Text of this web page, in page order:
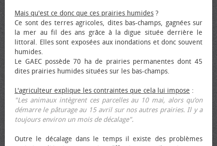
Mais qu'est ce donc que ces prairies humides ?
Ce sont des terres agricoles, dites bas-champs, gagnées sur
la mer au fil des ans grâce à la digue située derrière le
littoral. Elles sont exposées aux inondations et donc souvent
humides.
Le GAEC possède 70 ha de prairies permanentes dont 45
dites prairies humides situées sur les bas-champs.
L'agriculteur explique les contraintes que cela lui impose :
"Les animaux intègrent ces parcelles au 10 mai, alors qu’on
démarre le pâturage au 15 avril sur nos autres prairies. Il y a
toujours environ un mois de décalage".
Outre le décalage dans le temps il existe des problèmes